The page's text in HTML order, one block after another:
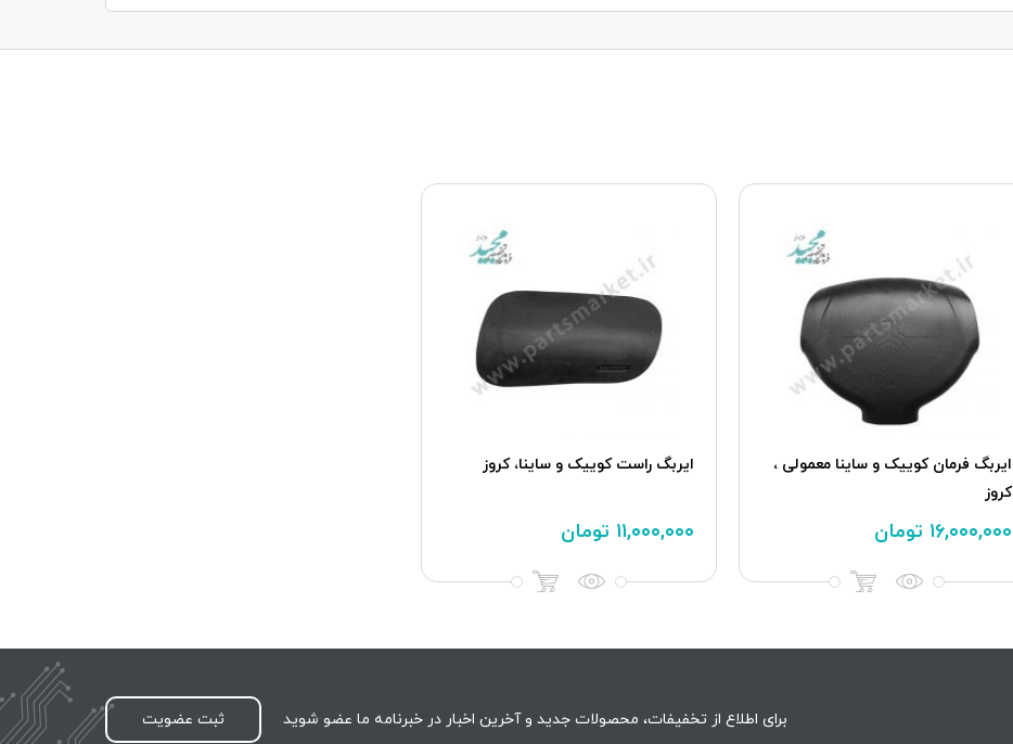
ایربگ فرمان کوییک و ساینا معمولی ،
کروز
۱۶,۰۰۰,۰۰۰ تومان
ایربگ راست کوییک و ساینا، کروز
۱۱,۰۰۰,۰۰۰ تومان
برای اطلاع از تخفیفات، محصولات جدید و آخرین اخبار در خبرنامه ما عضو شوید ثبت عضویت